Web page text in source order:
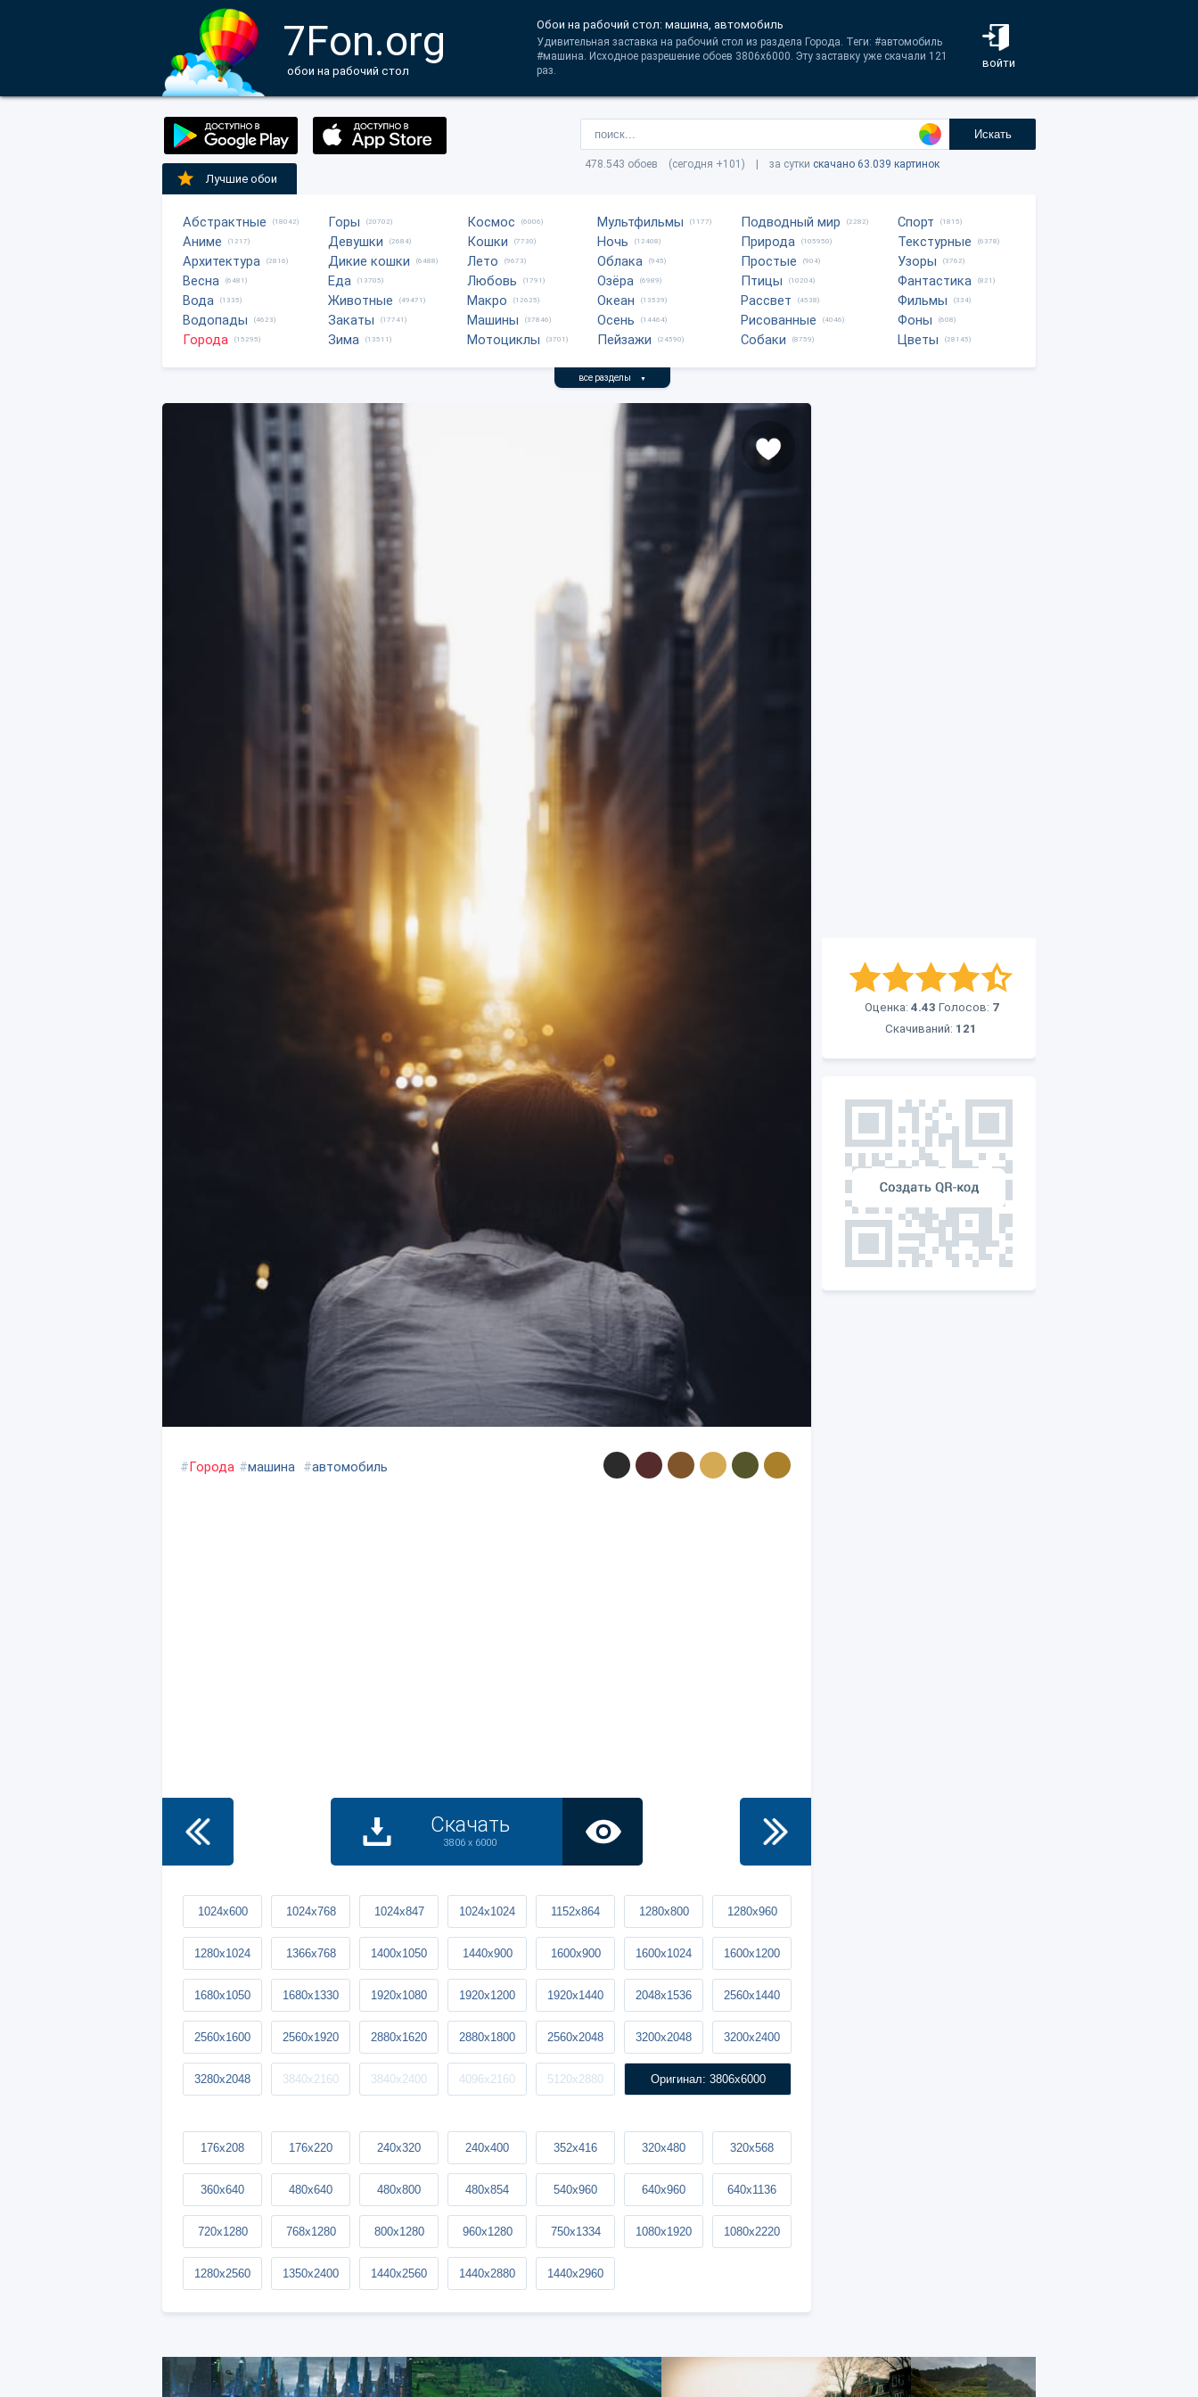
7Fon.org
обои на рабочий стол
войти
Обои на рабочий стол: машина, автомобиль
Удивительная заставка на рабочий стол из раздела Города. Теги: #автомобиль
#машина. Исходное разрешение обоев 3806x6000. Эту заставку уже скачали 121
раз.
Искать
478.543 обоев (сегодня +101) | за сутки скачано 63.039 картинок
Лучшие обои
Абстрактные (18042)
Аниме (1217)
Архитектура (2816)
Весна (6481)
Вода (1335)
Водопады (4623)
Города (15295)
Горы (20702)
Девушки (2684)
Дикие кошки (6488)
Еда (13705)
Животные (49471)
Закаты (17741)
Зима (13511)
Космос (6006)
Кошки (7730)
Лето (9673)
Любовь (1791)
Макро (12625)
Машины (37846)
Мотоциклы (3701)
Мультфильмы (1177)
Ночь (12408)
Облака (945)
Озёра (6989)
Океан (13539)
Осень (14464)
Пейзажи (24590)
Подводный мир (2282)
Природа (105950)
Простые (904)
Птицы (10204)
Рассвет (4538)
Рисованные (4046)
Собаки (8759)
Спорт (1815)
Текстурные (6378)
Узоры (3762)
Фантастика (821)
Фильмы (334)
Фоны (608)
Цветы (28145)
все разделы ▼
Оценка: 4.43 Голосов: 7
Скачиваний: 121
#Города #машина #автомобиль
Скачать
3806 x 6000
1024x600 1024x768 1024x847 1024x1024 1152x864 1280x800 1280x960
1280x1024 1366x768 1400x1050 1440x900 1600x900 1600x1024 1600x1200
1680x1050 1680x1330 1920x1080 1920x1200 1920x1440 2048x1536 2560x1440
2560x1600 2560x1920 2880x1620 2880x1800 2560x2048 3200x2048 3200x2400
3280x2048 3840x2160 3840x2400 4096x2160 5120x2880 Оригинал: 3806x6000
176x208 176x220 240x320 240x400 352x416 320x480 320x568
360x640 480x640 480x800 480x854 540x960 640x960 640x1136
720x1280 768x1280 800x1280 960x1280 750x1334 1080x1920 1080x2220
1280x2560 1350x2400 1440x2560 1440x2880 1440x2960